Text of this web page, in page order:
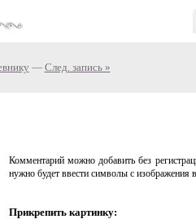
— След. запись »
Комментарий можно добавить без
нужно будет ввести символы с изображения
Прикрепить картинку: